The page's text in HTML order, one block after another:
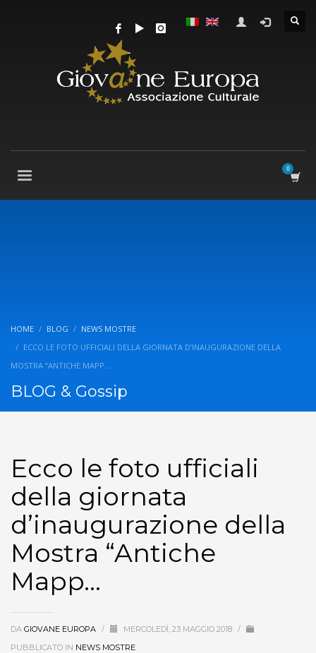
HOME BLOG
NEWS MOSTRE
ECCO LE FOTO UFFICIALI DELLA GIORNATA D’INAUGURAZIONE DELLA
MOSTRA “ANTICHE MAPP…
BLOG & Gossip
Ecco le foto ufficiali
della giornata
d’inaugurazione della
Mostra “Antiche
Mapp…
DA GIOVANE EUROPA / MERCOLEDÌ, 23 MAGGIO 2018 /
PUBBLICATO IN NEWS MOSTRE